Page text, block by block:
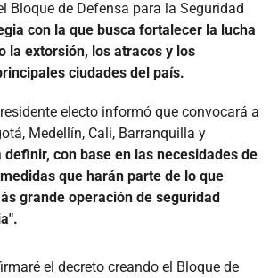
Bloque de Defensa para la Seguridad
con la que busca fortalecer la lucha
la extorsión, los atracos y los
ciudades del país.
electo informó que convocará a
Medellín, Cali, Barranquilla y
definir, con base en las necesidades de
que harán parte de lo que
grande operación de seguridad
el decreto creando el Bloque de